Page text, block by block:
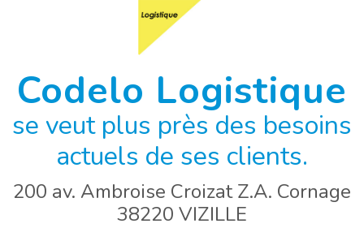
Codelo Logistique
se veut plus près des besoins
actuels de ses clients.
200 av. Ambroise Croizat Z.A. Cornage
38220 VIZILLE